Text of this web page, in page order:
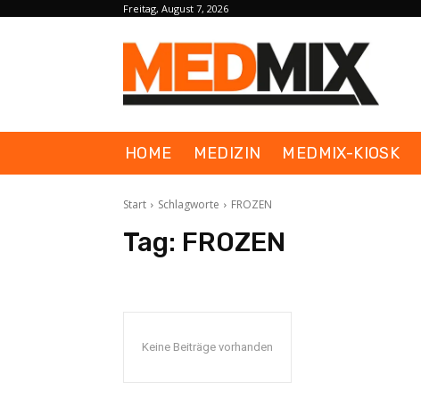
Freitag, August 7, 2026
HOME MEDIZIN MEDMIX-KIOSK
Start Schlagworte FROZEN
Tag: FROZEN
Keine Beiträge vorhanden